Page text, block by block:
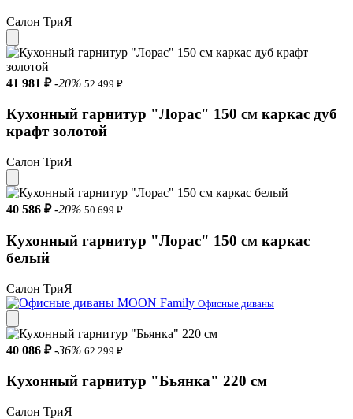
Салон ТриЯ
41 981 ₽ -20% 52 499 ₽
Кухонный гарнитур "Лорас" 150 см каркас дуб
крафт золотой
Салон ТриЯ
40 586 ₽ -20% 50 699 ₽
Кухонный гарнитур "Лорас" 150 см каркас
белый
Салон ТриЯ
Офисные диваны
40 086 ₽ -36% 62 299 ₽
Кухонный гарнитур "Бьянка" 220 см
Салон ТриЯ